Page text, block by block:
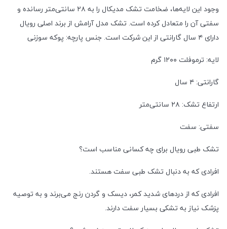
وجود این لایه‌ها، ضخامت تشک مدیکال را به ۲۸ سانتی‌متر رسانده و
سفتی آن را متعادل کرده است. تشک مدل آرامش از برند اصلی رویال
دارای ۴ سال گارانتی از این شرکت است. جنس پارچه: پوکه سوزنی
لایه: ترموفلت ۱۲۰۰ گرم
گارانتی: ۴ سال
ارتفاع تشک: ۲۸ سانتی‌متر
سفتی: سفت
تشک طبی رویال برای چه کسانی مناسب است؟
افرادی که به دنبال تشک طبی سفت هستند.
افرادی که از دردهای شدید کمر، دیسک و گردن رنج می‌برند و به توصیه
پزشک نیاز به تشکی بسیار سفت دارند.